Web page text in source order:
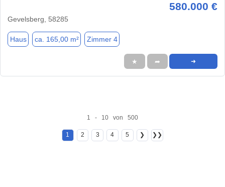
580.000 €
Gevelsberg, 58285
Haus ca. 165,00 m² Zimmer 4
★ ➦ ➜
1 - 10 von 500
1 2 3 4 5 ❯ ❯❯